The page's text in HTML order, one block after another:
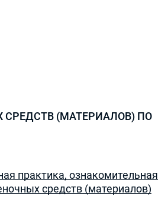
(МАТЕРИАЛОВ) ПО
практика, ознакомительная
средств (материалов)